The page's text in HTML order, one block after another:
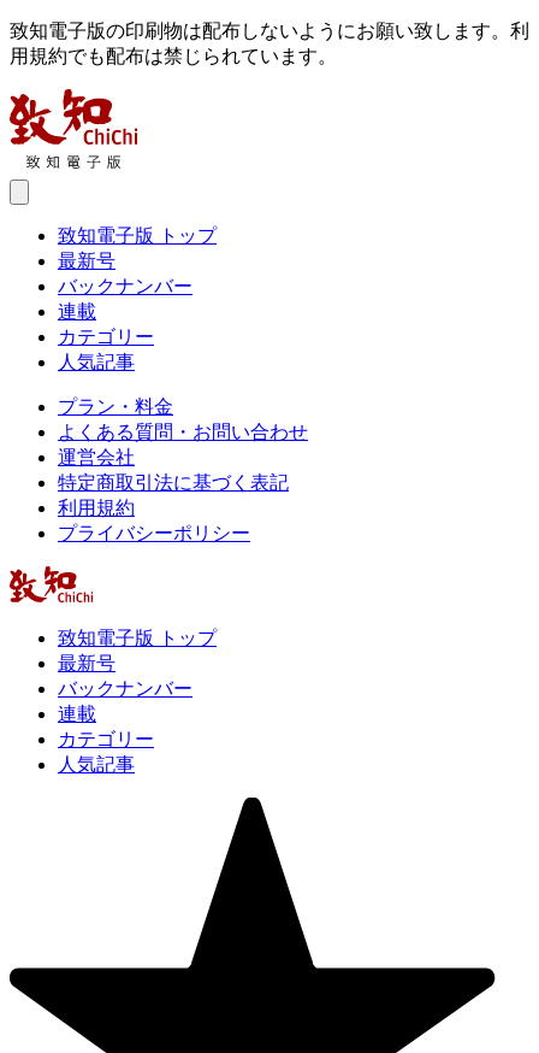
致知電子版の印刷物は配布しないようにお願い致します。利
用規約でも配布は禁じられています。
致知電子版 トップ
最新号
バックナンバー
連載
カテゴリー
人気記事
プラン・料金
よくある質問・お問い合わせ
運営会社
特定商取引法に基づく表記
利用規約
プライバシーポリシー
致知電子版 トップ
最新号
バックナンバー
連載
カテゴリー
人気記事